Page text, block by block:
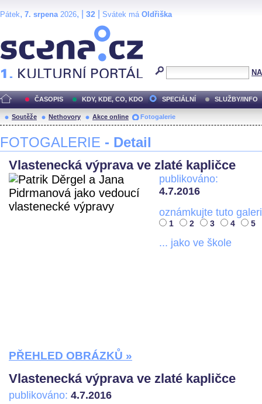
Pátek, 7. srpena2026, | 32 Svátek má Oldřiška
ČASOPIS KDY, KDE, CO, KDO SPECIÁLNÍ SLUŽBY/INFO
Soutěže Nethovory Akce online Fotogalerie
FOTOGALERIE - Detail
Vlastenecká výprava ve zlaté kapličce
publikováno:
4.7.2016
oznámkujte tuto
1 2 3 4 5
... jako ve škole
PŘEHLED OBRÁZKŮ »
Vlastenecká výprava ve zlaté kapličce
publikováno: 4.7.2016